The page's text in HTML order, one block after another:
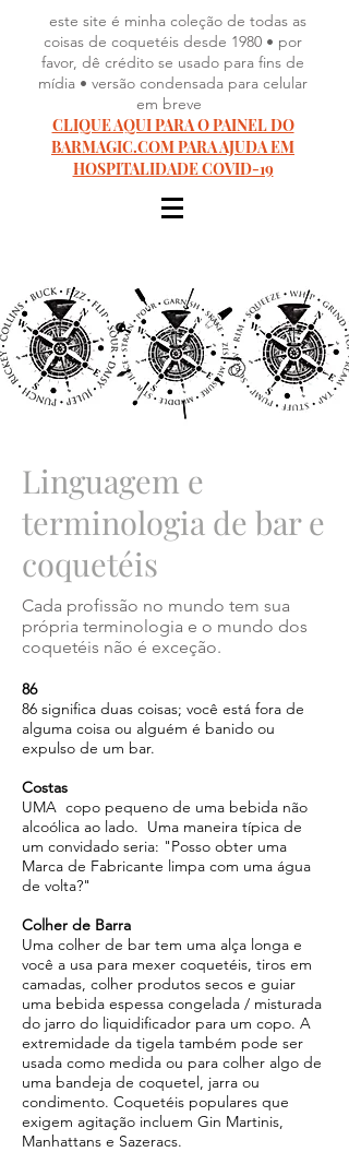
este site é minha coleção de todas as
coisas de coquetéis desde 1980 • por
favor, dê crédito se usado para fins de
mídia • versão condensada para celular
em breve
CLIQUE AQUI PARA O PAINEL DO
BARMAGIC.COM PARA AJUDA EM
HOSPITALIDADE COVID-19
Linguagem e
terminologia de bar e
coquetéis
Cada profissão no mundo tem sua
própria terminologia e o mundo dos
coquetéis não é exceção.
86
86 significa duas coisas; você está fora de
alguma coisa ou alguém é banido ou
expulso de um bar.
Costas
UMA copo pequeno de uma bebida não
alcoólica ao lado. Uma maneira típica de
um convidado seria: "Posso obter uma
Marca de Fabricante limpa com uma água
de volta?"
Colher de Barra
Uma colher de bar tem uma alça longa e
você a usa para mexer coquetéis, tiros em
camadas, colher produtos secos e guiar
uma bebida espessa congelada / misturada
do jarro do liquidificador para um copo. A
extremidade da tigela também pode ser
usada como medida ou para colher algo de
uma bandeja de coquetel, jarra ou
condimento. Coquetéis populares que
exigem agitação incluem Gin Martinis,
Manhattans e Sazeracs.